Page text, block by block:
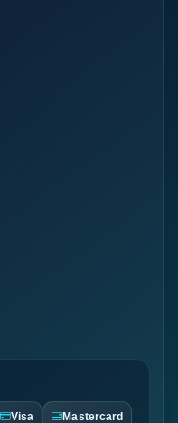
Visa Mastercard